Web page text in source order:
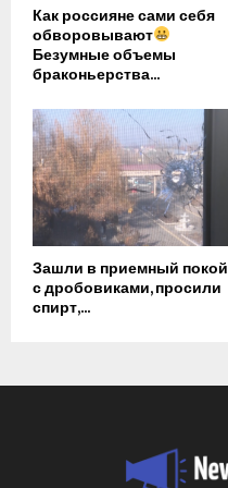
Как россияне сами себя
обворовывают
Безумные объемы
браконьерства...
Зашли в приемный покой
с дробовиками, просили
спирт,...